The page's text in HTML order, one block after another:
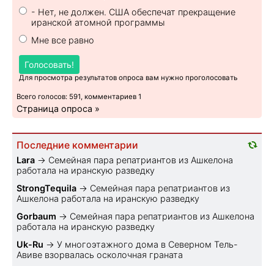
- Нет, не должен. США обеспечат прекращение
иранской атомной программы
Мне все равно
Голосовать!
Для просмотра результатов опроса вам нужно проголосовать
Всего голосов: 591, комментариев 1
Страница опроса »
Последние комментарии
Lara → Семейная пара репатриантов из Ашкелона
работала на иранскую разведку
StrongTequila → Семейная пара репатриантов из
Ашкелона работала на иранскую разведку
Gorbaum → Семейная пара репатриантов из Ашкелона
работала на иранскую разведку
Uk-Ru → У многоэтажного дома в Северном Тель-
Авиве взорвалась осколочная граната